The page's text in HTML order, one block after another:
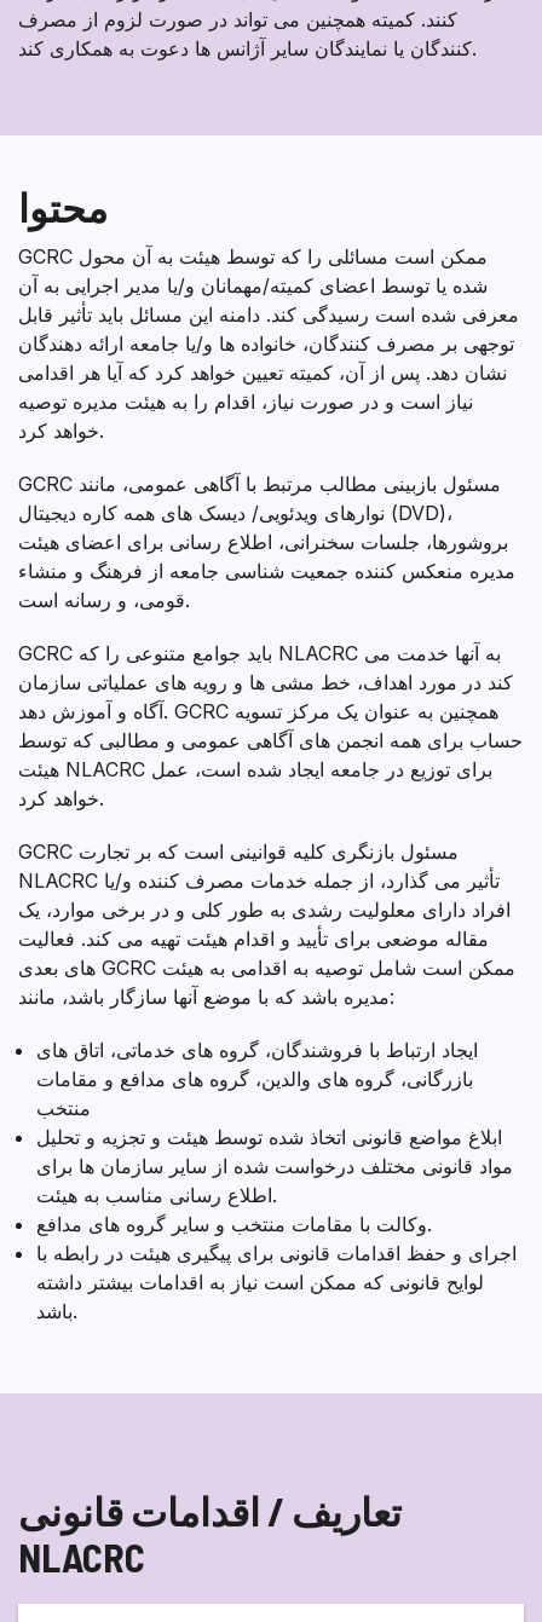
کنند. کمیته همچنین می تواند در صورت لزوم از مصرف
کنندگان یا نمایندگان سایر آژانس ها دعوت به همکاری کند.
محتوا
GCRC ممکن است مسائلی را که توسط هیئت به آن محول
شده یا توسط اعضای کمیته/مهمانان و/یا مدیر اجرایی به آن
معرفی شده است رسیدگی کند. دامنه این مسائل باید تأثیر قابل
توجهی بر مصرف کنندگان، خانواده ها و/یا جامعه ارائه دهندگان
نشان دهد. پس از آن، کمیته تعیین خواهد کرد که آیا هر اقدامی
نیاز است و در صورت نیاز، اقدام را به هیئت مدیره توصیه
خواهد کرد.
GCRC مسئول بازبینی مطالب مرتبط با آگاهی عمومی، مانند
نوارهای ویدئویی/ دیسک های همه کاره دیجیتال (DVD)،
بروشورها، جلسات سخنرانی، اطلاع رسانی برای اعضای هیئت
مدیره منعکس کننده جمعیت شناسی جامعه از فرهنگ و منشاء
قومی، و رسانه است.
GCRC باید جوامع متنوعی را که NLACRC به آنها خدمت می
کند در مورد اهداف، خط مشی ها و رویه های عملیاتی سازمان
آگاه و آموزش دهد. GCRC همچنین به عنوان یک مرکز تسویه
حساب برای همه انجمن های آگاهی عمومی و مطالبی که توسط
هیئت NLACRC برای توزیع در جامعه ایجاد شده است، عمل
خواهد کرد.
GCRC مسئول بازنگری کلیه قوانینی است که بر تجارت
NLACRC تأثیر می گذارد، از جمله خدمات مصرف کننده و/یا
افراد دارای معلولیت رشدی به طور کلی و در برخی موارد، یک
مقاله موضعی برای تأیید و اقدام هیئت تهیه می کند. فعالیت
های بعدی GCRC ممکن است شامل توصیه به اقدامی به هیئت
مدیره باشد که با موضع آنها سازگار باشد، مانند:
ایجاد ارتباط با فروشندگان، گروه های خدماتی، اتاق های
بازرگانی، گروه های والدین، گروه های مدافع و مقامات
منتخب
ابلاغ مواضع قانونی اتخاذ شده توسط هیئت و تجزیه و تحلیل
مواد قانونی مختلف درخواست شده از سایر سازمان ها برای
اطلاع رسانی مناسب به هیئت.
وکالت با مقامات منتخب و سایر گروه های مدافع.
اجرای و حفظ اقدامات قانونی برای پیگیری هیئت در رابطه با
لوایح قانونی که ممکن است نیاز به اقدامات بیشتر داشته
باشد.
تعاریف / اقدامات قانونی
NLACRC